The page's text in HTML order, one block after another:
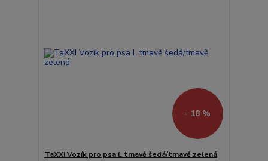
- 18 %
TaXXI Vozík pro psa L tmavě šedá/tmavě zelená